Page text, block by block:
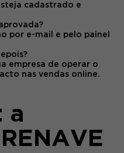
cadastrado e
por e-mail e pelo painel
empresa de operar o
nas vendas online.
a